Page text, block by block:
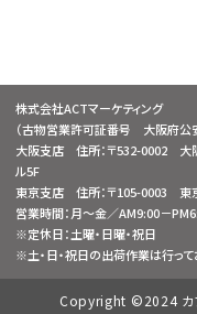
株式会社ACTマーケティング
（古物営業許可証番号 大阪府公
大阪支店 住所：〒532-0002 大
ル5F
東京支店 住所：〒105-0003 東
営業時間：月～金／AM9:00－
※定休日：土曜・日曜・祝日
※土・日・祝日の出荷作業は行って
Copyright ©2024 カプ